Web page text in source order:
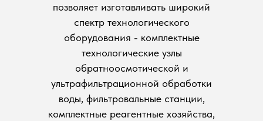
позволяет изготавливать широкий
спектр технологического
оборудования - комплектные
технологические узлы
обратноосмотической и
ультрафильтрационной обработки
воды, фильтровальные станции,
комплектные реагентные хозяйства,